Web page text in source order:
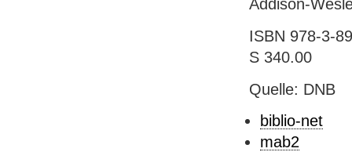
Addison-
ISBN 978-3-
S 340.00
Quelle: DNB
biblio-net
mab2